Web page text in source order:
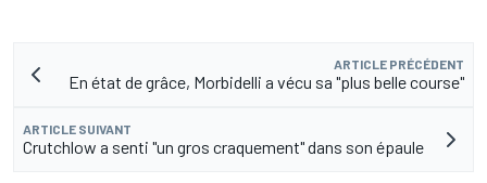
ARTICLE PRÉCÉDENT
En état de grâce, Morbidelli a vécu sa "plus belle course"
ARTICLE SUIVANT
Crutchlow a senti "un gros craquement" dans son épaule